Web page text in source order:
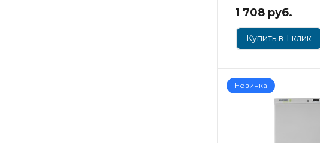
1 708 руб.
Купить в 1 клик
Новинка